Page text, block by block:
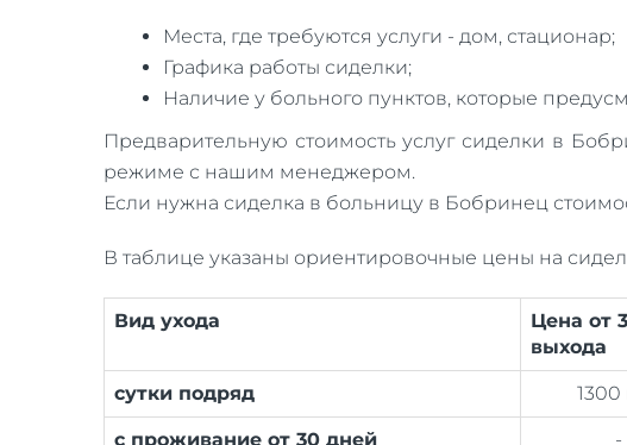
Места, где требуются услуги - дом, стационар;
Графика работы сиделки;
Наличие у больного пунктов, которые
Предварительную стоимость услуг сиделки в
режиме с нашим менеджером.
Если нужна сиделка в больницу в Бобринец
В таблице указаны ориентировочные цены на
Вид ухода
Цена от
выхода
сутки подряд 1300
с проживание от 30 дней -